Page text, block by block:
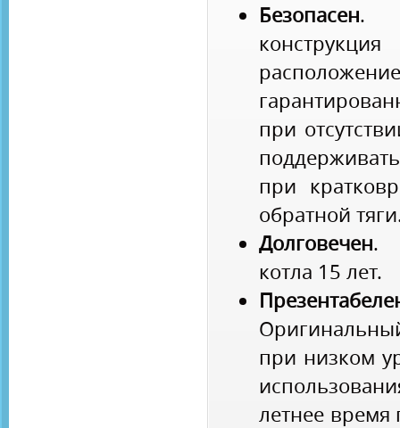
Безопасен.
при
при
обратной
Долговечен.
котла 15 лет.
при низком
летнее время